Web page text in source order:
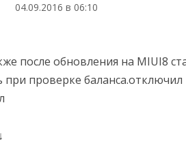
04.09.2016 в 06:10
после обновления на MIUI8
при проверке
↓